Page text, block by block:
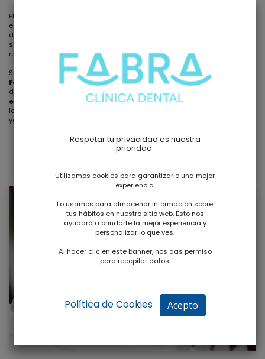
El blanqueamiento dental, una
en el cuidado
estético, redefine la sonrisa y eleva la confianza a niveles
deslumbrantes. En
, este procedimiento altamente
solicitado se ha convertido en la respuesta para aquellos que buscan
resplandecer con una
sonrisa radiante y saludable.
Sumergirse en el mundo del blanqueamiento dental enClínica Dental
Fabra
es embarcarse en un viaje hacia la luminosidad dental. A través
de tecnologías avanzadas y fórmulas especializadas, este proceso
elimina manchas y decoloraciones, revelando la blancura natural de
los dientes. Es una experiencia indulgente que va más allá de lo estético,
ya que resalta la belleza inherente de cada sonrisa.
Respetar tu privacidad es nuestra
prioridad.
Utilizamos cookies para garantizarle una mejor
experiencia.
Lo usamos para almacenar información sobre
tus hábitos en nuestro sitio web. Esto nos
ayudará a brindarte la mejor experiencia y
personalizar lo que ves.
Al hacer clic en este banner, nos das permiso
para recopilar datos.
Política de Cookies Acepto